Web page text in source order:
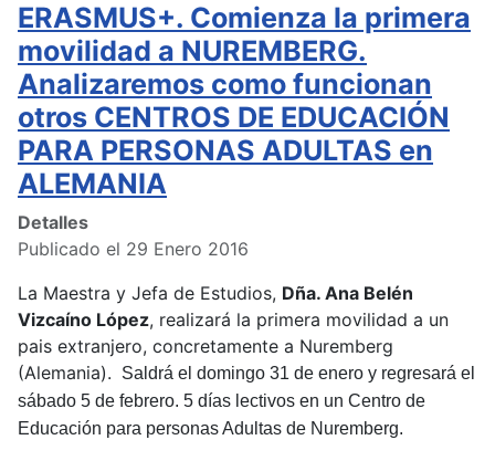
ERASMUS+. Comienza la primera
movilidad a NUREMBERG.
Analizaremos como funcionan
otros CENTROS DE EDUCACIÓN
PARA PERSONAS ADULTAS en
ALEMANIA
Detalles
Publicado el 29 Enero 2016
La Maestra y Jefa de Estudios, Dña. Ana Belén
Vizcaíno López, realizará la primera movilidad a un
pais extranjero, concretamente a Nuremberg
(Alemania).
Saldrá el domingo 31 de enero y regresará el
sábado 5 de febrero. 5 días lectivos en un Centro de
Educación para personas Adultas de Nuremberg.